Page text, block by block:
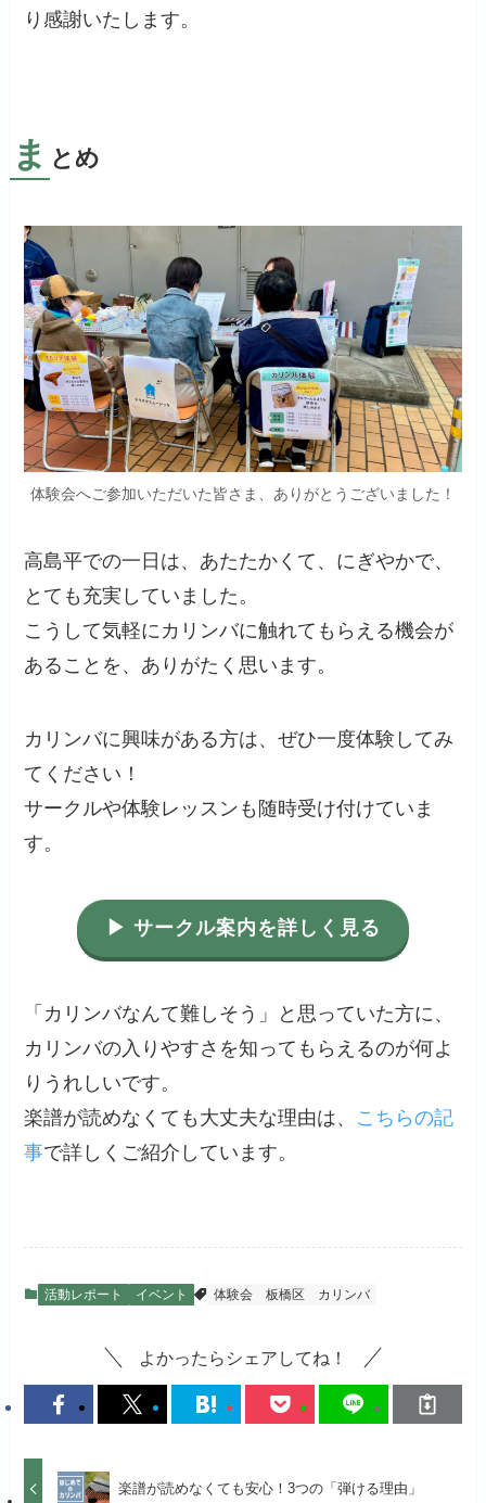
り感謝いたします。
ま とめ
体験会へご参加いただいた皆さま、ありがとうございました！
高島平での一日は、あたたかくて、にぎやかで、
とても充実していました。
こうして気軽にカリンバに触れてもらえる機会が
あることを、ありがたく思います。
カリンバに興味がある方は、ぜひ一度体験してみ
てください！
サークルや体験レッスンも随時受け付けていま
す。
▶ サークル案内を詳しく見る
「カリンバなんて難しそう」と思っていた方に、
カリンバの入りやすさを知ってもらえるのが何よ
りうれしいです。
楽譜が読めなくても大丈夫な理由は、 こちらの記
事で詳しくご紹介しています。
活動レポート イベント 体験会 板橋区 カリンバ
よかったらシェアしてね！
楽譜が読めなくても安心！3つの「弾ける理由」